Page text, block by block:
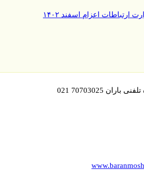
اعزام اسفند ۱۴۰۲